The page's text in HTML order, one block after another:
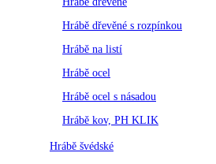
Hrábě dřevěné s rozpínkou
Hrábě na listí
Hrábě ocel
Hrábě ocel s násadou
Hrábě kov, PH KLIK
Hrábě švédské